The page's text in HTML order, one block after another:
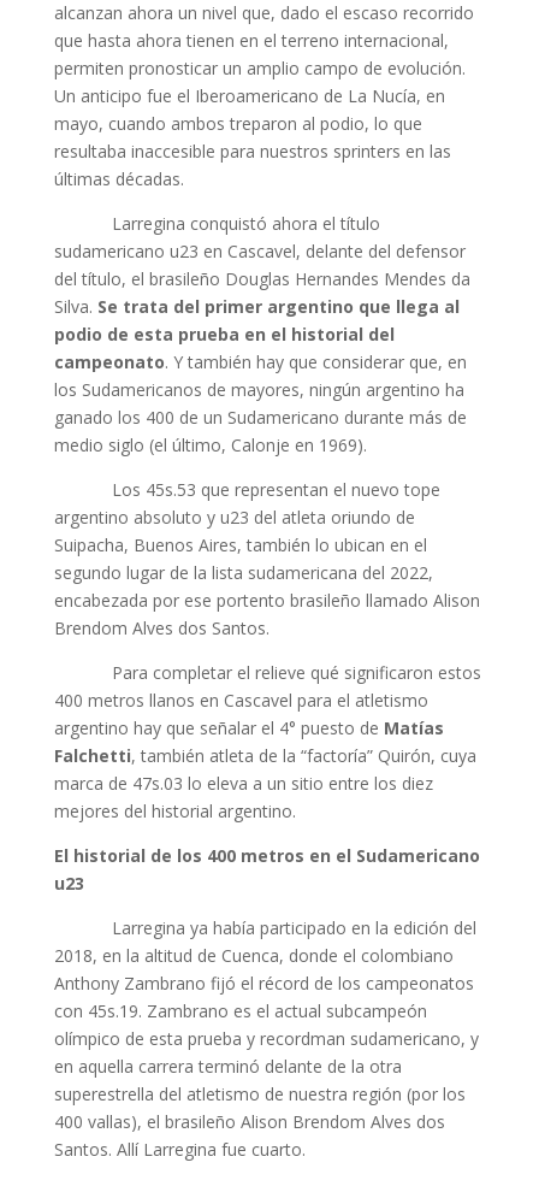
alcanzan ahora un nivel que, dado el escaso recorrido
que hasta ahora tienen en el terreno internacional,
permiten pronosticar un amplio campo de evolución.
Un anticipo fue el Iberoamericano de La Nucía, en
mayo, cuando ambos treparon al podio, lo que
resultaba inaccesible para nuestros sprinters en las
últimas décadas.
Larregina conquistó ahora el título
sudamericano u23 en Cascavel, delante del defensor
del título, el brasileño Douglas Hernandes Mendes da
Silva. Se trata del primer argentino que llega al
podio de esta prueba en el historial del
campeonato. Y también hay que considerar que, en
los Sudamericanos de mayores, ningún argentino ha
ganado los 400 de un Sudamericano durante más de
medio siglo (el último, Calonje en 1969).
Los 45s.53 que representan el nuevo tope
argentino absoluto y u23 del atleta oriundo de
Suipacha, Buenos Aires, también lo ubican en el
segundo lugar de la lista sudamericana del 2022,
encabezada por ese portento brasileño llamado Alison
Brendom Alves dos Santos.
Para completar el relieve qué significaron estos
400 metros llanos en Cascavel para el atletismo
argentino hay que señalar el 4° puesto de Matías
Falchetti, también atleta de la “factoría” Quirón, cuya
marca de 47s.03 lo eleva a un sitio entre los diez
mejores del historial argentino.
El historial de los 400 metros en el Sudamericano
u23
Larregina ya había participado en la edición del
2018, en la altitud de Cuenca, donde el colombiano
Anthony Zambrano fijó el récord de los campeonatos
con 45s.19. Zambrano es el actual subcampeón
olímpico de esta prueba y recordman sudamericano, y
en aquella carrera terminó delante de la otra
superestrella del atletismo de nuestra región (por los
400 vallas), el brasileño Alison Brendom Alves dos
Santos. Allí Larregina fue cuarto.